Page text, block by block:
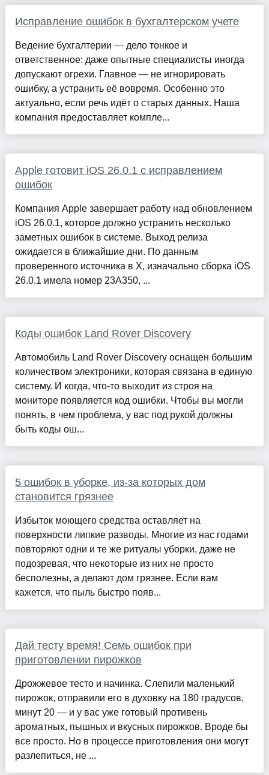
Исправление ошибок в бухгалтерском учете
Ведение бухгалтерии — дело тонкое и
ответственное: даже опытные специалисты иногда
допускают огрехи. Главное — не игнорировать
ошибку, а устранить её вовремя. Особенно это
актуально, если речь идёт о старых данных. Наша
компания предоставляет компле...
Apple готовит iOS 26.0.1 с исправлением
ошибок
Компания Apple завершает работу над обновлением
iOS 26.0.1, которое должно устранить несколько
заметных ошибок в системе. Выход релиза
ожидается в ближайшие дни. По данным
проверенного источника в X, изначально сборка iOS
26.0.1 имела номер 23A350, ...
Коды ошибок Land Rover Discovery
Автомобиль Land Rover Discovery оснащен большим
количеством электроники, которая связана в единую
систему. И когда, что-то выходит из строя на
мониторе появляется код ошибки. Чтобы вы могли
понять, в чем проблема, у вас под рукой должны
быть коды ош...
5 ошибок в уборке, из-за которых дом
становится грязнее
Избыток моющего средства оставляет на
поверхности липкие разводы. Многие из нас годами
повторяют одни и те же ритуалы уборки, даже не
подозревая, что некоторые из них не просто
бесполезны, а делают дом грязнее. Если вам
кажется, что пыль быстро появ...
Дай тесту время! Семь ошибок при
приготовлении пирожков
Дрожжевое тесто и начинка. Слепили маленький
пирожок, отправили его в духовку на 180 градусов,
минут 20 — и у вас уже готовый противень
ароматных, пышных и вкусных пирожков. Вроде бы
все просто. Но в процессе приготовления они могут
разлепиться, не ...